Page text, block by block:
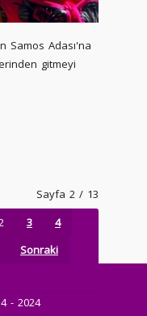
Samos Adası'na
gitmeyi
Sayfa 2 / 13
3
4
Sonraki
- 2024